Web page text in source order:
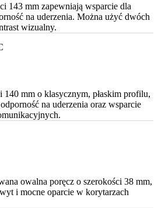
143 mm zapewniają wsparcie dla
na uderzenia. Można użyć dwóch
wizualny.
mm o klasycznym, płaskim profilu,
na uderzenia oraz wsparcie
owalna poręcz o szerokości 38 mm,
i mocne oparcie w korytarzach